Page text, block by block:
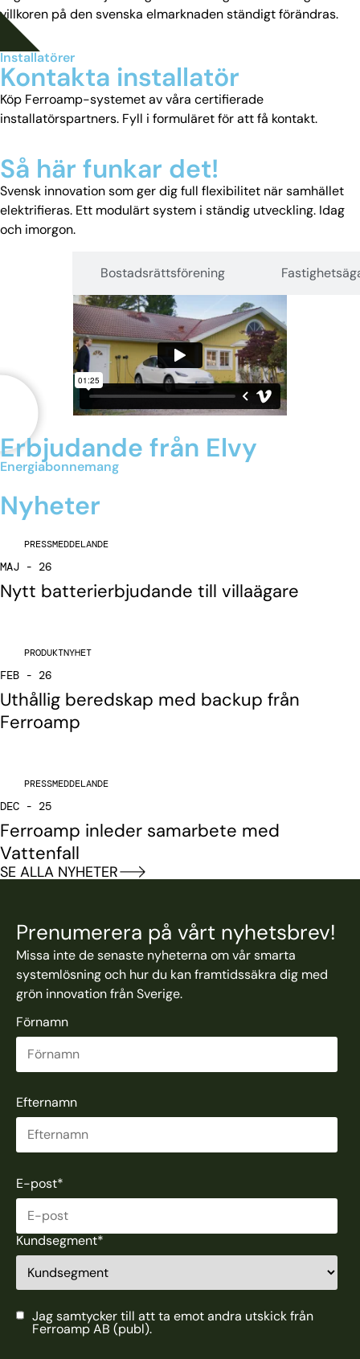
villkoren på den svenska elmarknaden ständigt förändras.
LÄS MER OM LÖSNINGEN
Installatörer
Kontakta installatör
Köp Ferroamp-systemet av våra certifierade
installatörspartners. Fyll i formuläret för att få kontakt.
Så här funkar det!
Svensk innovation som ger dig full flexibilitet när samhället
elektrifieras. Ett modulärt system i ständig utveckling. Idag
och imorgon.
Bostadsrättsförening
Erbjudande från Elvy
Energiabonnemang
Nyheter
PRESSMEDDELANDE
MAJ - 26
Nytt batterierbjudande till villaägare
PRODUKTNYHET
FEB - 26
Uthållig beredskap med backup från
Ferroamp
PRESSMEDDELANDE
DEC - 25
Ferroamp inleder samarbete med
Vattenfall
SE ALLA NYHETER
Prenumerera på vårt nyhetsbrev!
Missa inte de senaste nyheterna om vår smarta
systemlösning och hur du kan framtidssäkra dig med
grön innovation från Sverige.
Förnamn
Efternamn
E-post*
Kundsegment*
Jag samtycker till att ta emot andra utskick från
Ferroamp AB (publ).